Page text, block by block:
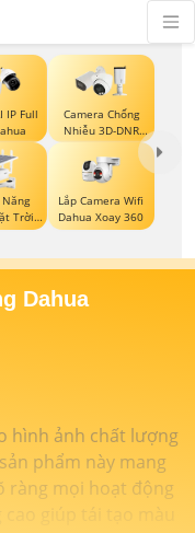
IP Full
Camera Chống
Nhiễu 3D-DNR
Dahua
Năng
Trời
Lắp Camera Wifi
Dahua Xoay 360
Dahua
hình ảnh chất lượng
phẩm này mang
ràng mọi hoạt động
giúp tái tạo màu